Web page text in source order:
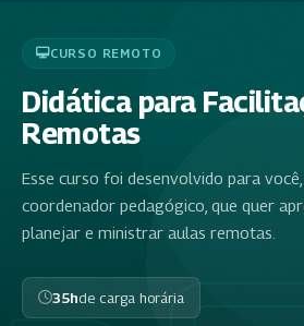
CURSO REMOTO
Didática para
Remotas
Esse curso foi desenvolvido para
coordenador pedagógico, que quer
planejar e ministrar aulas remotas.
35hde carga horária